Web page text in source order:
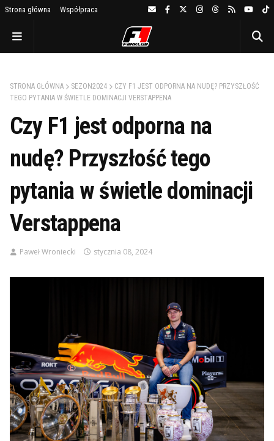
Strona główna Współpraca
STRONA GŁÓWNA SEZON2024
CZY F1 JEST ODPORNA NA NUDĘ? PRZYSZŁOŚĆ
TEGO PYTANIA W ŚWIETLE DOMINACJI VERSTAPPENA
Czy F1 jest odporna na
nudę? Przyszłość tego
pytania w świetle dominacji
Verstappena
Paweł Wroniecki stycznia 08, 2024